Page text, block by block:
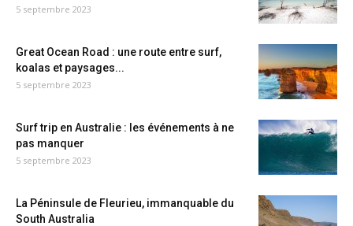
5 septembre 2023
Great Ocean Road : une route entre surf,
koalas et paysages...
5 septembre 2023
Surf trip en Australie : les événements à ne
pas manquer
5 septembre 2023
La Péninsule de Fleurieu, immanquable du
South Australia